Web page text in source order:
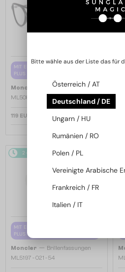
MIT EINER EINSTÄRKENGLASLINSE
PLUS 65 EUR
Moncler
Brillenfassungen
ML5081 - 001 - 56
119 EUR
2-4 WERKTAGE
MIT EINER EINSTÄRKENGLASLINSE
PLUS 65 EUR
Moncler — Brillenfassungen
ML5197 - 021 - 54
Bitte wähle aus der Liste das für
Österreich / AT
Deutschland / DE
Ungarn / HU
Rumänien / RO
Polen / PL
Vereinigte Arabische
Frankreich / FR
Italien / IT